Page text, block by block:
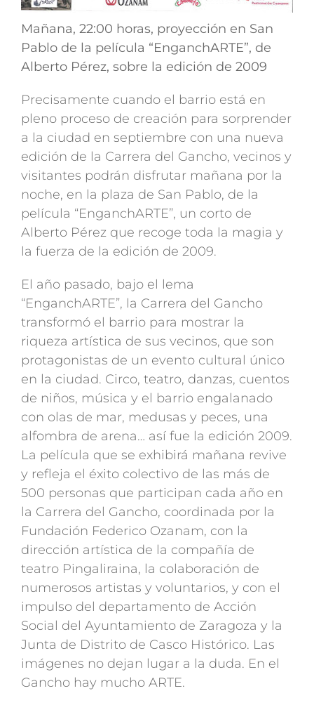
Mañana, 22:00 horas, proyección en San
Pablo de la película “EnganchARTE”, de
Alberto Pérez, sobre la edición de 2009
Precisamente cuando el barrio está en
pleno proceso de creación para sorprender
a la ciudad en septiembre con una nueva
edición de la Carrera del Gancho, vecinos y
visitantes podrán disfrutar mañana por la
noche, en la plaza de San Pablo, de la
película “EnganchARTE”, un corto de
Alberto Pérez que recoge toda la magia y
la fuerza de la edición de 2009.
El año pasado, bajo el lema
“EnganchARTE”, la Carrera del Gancho
transformó el barrio para mostrar la
riqueza artística de sus vecinos, que son
protagonistas de un evento cultural único
en la ciudad. Circo, teatro, danzas, cuentos
de niños, música y el barrio engalanado
con olas de mar, medusas y peces, una
alfombra de arena… así fue la edición 2009.
La película que se exhibirá mañana revive
y refleja el éxito colectivo de las más de
500 personas que participan cada año en
la Carrera del Gancho, coordinada por la
Fundación Federico Ozanam, con la
dirección artística de la compañía de
teatro Pingaliraina, la colaboración de
numerosos artistas y voluntarios, y con el
impulso del departamento de Acción
Social del Ayuntamiento de Zaragoza y la
Junta de Distrito de Casco Histórico. Las
imágenes no dejan lugar a la duda. En el
Gancho hay mucho ARTE.